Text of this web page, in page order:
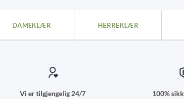
on
product
DAMEKLÆR HERREKLÆR
Vi er tilgjengelig 24/7 100%